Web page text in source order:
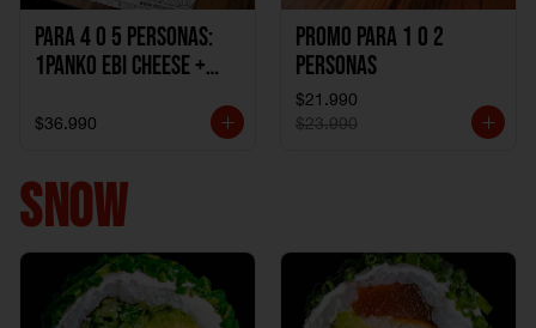
Para 4 o 5 personas:
1Panko Ebi Cheese +
Sake + 1Avocado Beto
1Katzu de Pollo
$36.990
Promo Para 1 o 2
personas
$21.990
$23.990
SNOW